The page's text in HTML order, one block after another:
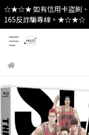
☆★☆★ 如有信用卡盜刷、
165反詐騙專線。★☆★☆